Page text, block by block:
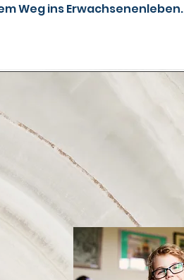
Weg ins Erwachsenenleben.